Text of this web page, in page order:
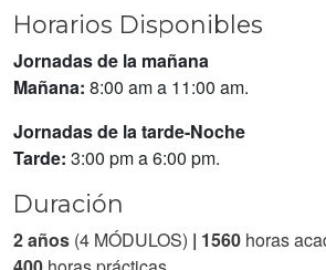
Horarios Disponibles
Jornadas de la mañana
Mañana: 8:00 am a 11:00 am.
Jornadas de la tarde-Noche
Tarde: 3:00 pm a 6:00 pm.
Duración
2 años (4 MÓDULOS) | 1560 horas